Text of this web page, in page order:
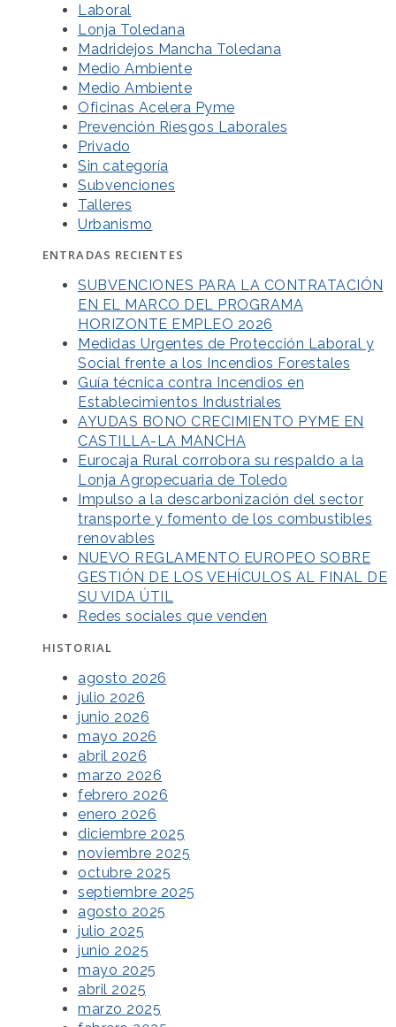
Laboral
Lonja Toledana
Madridejos Mancha Toledana
Medio Ambiente
Medio Ambiente
Oficinas Acelera Pyme
Prevención Riesgos Laborales
Privado
Sin categoría
Subvenciones
Talleres
Urbanismo
ENTRADAS RECIENTES
SUBVENCIONES PARA LA CONTRATACIÓN
EN EL MARCO DEL PROGRAMA
HORIZONTE EMPLEO 2026
Medidas Urgentes de Protección Laboral y
Social frente a los Incendios Forestales
Guía técnica contra Incendios en
Establecimientos Industriales
AYUDAS BONO CRECIMIENTO PYME EN
CASTILLA-LA MANCHA
Eurocaja Rural corrobora su respaldo a la
Lonja Agropecuaria de Toledo
Impulso a la descarbonización del sector
transporte y fomento de los combustibles
renovables
NUEVO REGLAMENTO EUROPEO SOBRE
GESTIÓN DE LOS VEHÍCULOS AL FINAL DE
SU VIDA ÚTIL
Redes sociales que venden
HISTORIAL
agosto 2026
julio 2026
junio 2026
mayo 2026
abril 2026
marzo 2026
febrero 2026
enero 2026
diciembre 2025
noviembre 2025
octubre 2025
septiembre 2025
agosto 2025
julio 2025
junio 2025
mayo 2025
abril 2025
marzo 2025